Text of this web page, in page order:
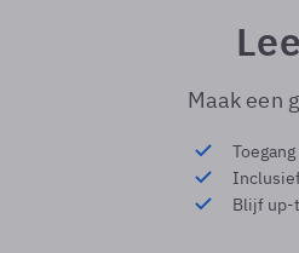
Maak een
Blijf up-